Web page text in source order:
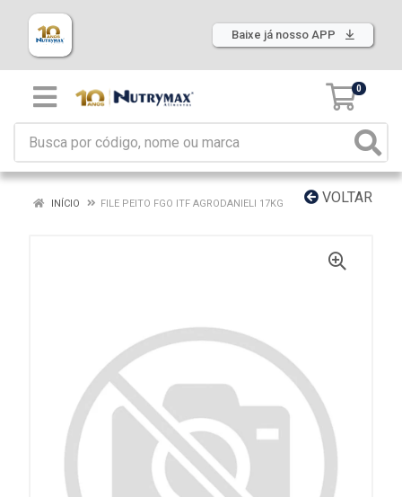
Baixe já nosso APP
0
VOLTAR
INÍCIO FILE PEITO FGO ITF AGRODANIELI 17KG